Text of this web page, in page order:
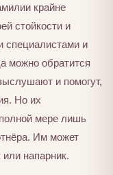
крайне
стойкости и
специалистами и
можно обратится
и помогут,
Но их
мере лишь
Им может
или напарник.